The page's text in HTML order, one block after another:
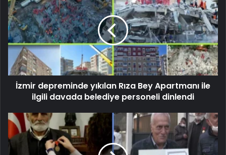
İzmir depreminde yıkılan Rıza Bey Apartmanı ile
ilgili davada belediye personeli dinlendi